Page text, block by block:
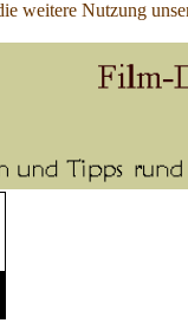
weitere Nutzung